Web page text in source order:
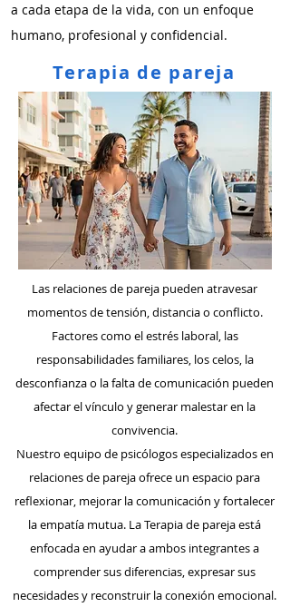
a cada etapa de la vida, con un enfoque
humano, profesional y confidencial.
Terapia de pareja
Las relaciones de pareja pueden atravesar
momentos de tensión, distancia o conflicto.
Factores como el estrés laboral, las
responsabilidades familiares, los celos, la
desconfianza o la falta de comunicación pueden
afectar el vínculo y generar malestar en la
convivencia.
Nuestro equipo de psicólogos especializados en
relaciones de pareja ofrece un espacio para
reflexionar, mejorar la comunicación y fortalecer
la empatía mutua. La Terapia de pareja está
enfocada en ayudar a ambos integrantes a
comprender sus diferencias, expresar sus
necesidades y reconstruir la conexión emocional.